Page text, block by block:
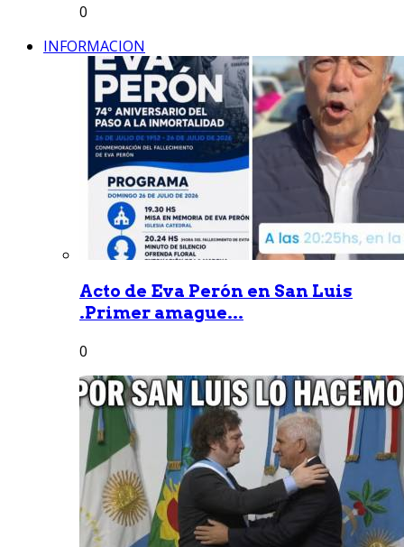
0
INFORMACION
Acto de Eva Perón en San Luis
.Primer amague...
0